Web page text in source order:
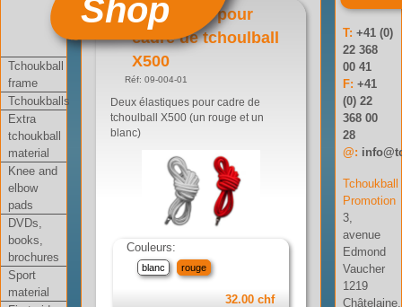
Shop
Tchoukball
frame
Tchoukballs
Extra
tchoukball
material
Knee and
elbow
pads
DVDs,
books,
brochures
Sport
material
Elastiques pour
cadre de tchoulball
X500
Réf: 09-004-01
Deux élastiques pour cadre de
tchoulball X500 (un rouge et un
blanc)
Couleurs:
blanc rouge
32.00 chf
T:+41 (0)
22 368
00 41
F:+41
(0) 22
368 00
28
@:
Tchoukball
Promotion
3,
avenue
Edmond
Vaucher
1219
Châtelaine,